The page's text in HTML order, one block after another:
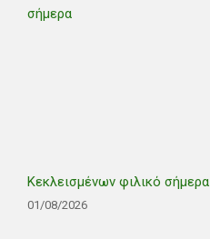
Κεκλεισμένων φιλικό σήμερα
01/08/2026